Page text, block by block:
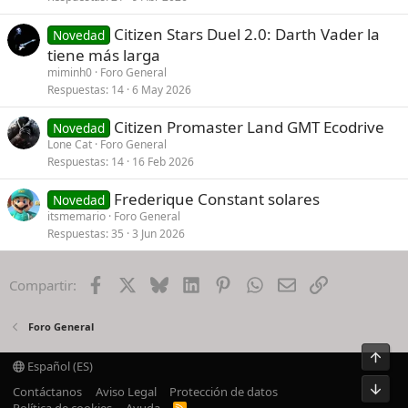
r
Novedad Citizen Stars Duel 2.0: Darth Vader la
tiene más larga
miminh0 Foro General
Respuestas 14 6 May 2026
Novedad Citizen Promaster Land GMT Ecodrive
Lone Cat Foro General
Respuestas 14 16 Feb 2026
Novedad Frederique Constant solares
itsmemario Foro General
Respuestas 35 3 Jun 2026
Compartir: Facebook BlueskyLinkedInPinterestWhatsApp
EmailEnlace
Foro General
Español (ES)
Contáctanos
Aviso Legal
Protección de datos